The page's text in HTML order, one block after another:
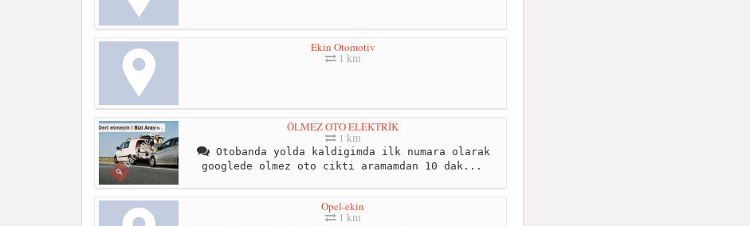
Ekin Otomotiv
1 km
ÖLMEZ OTO ELEKTRİK
1 km
Otobanda yolda kaldigimda ilk numara olarak
googlede olmez oto cikti aramamdan 10 dak...
Opel-ekin
1 km